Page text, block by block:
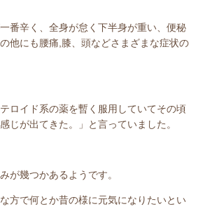
番辛く、全身が怠く下半身が重い、便秘
他にも腰痛,膝、頭などさまざまな症状の
ロイド系の薬を暫く服用していてその頃
じが出てきた。」と言っていました。
が幾つかあるようです。
方で何とか昔の様に元気になりたいとい